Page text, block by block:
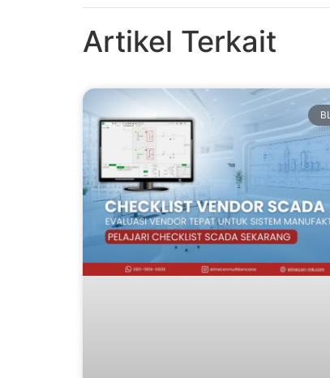
Artikel Terkait